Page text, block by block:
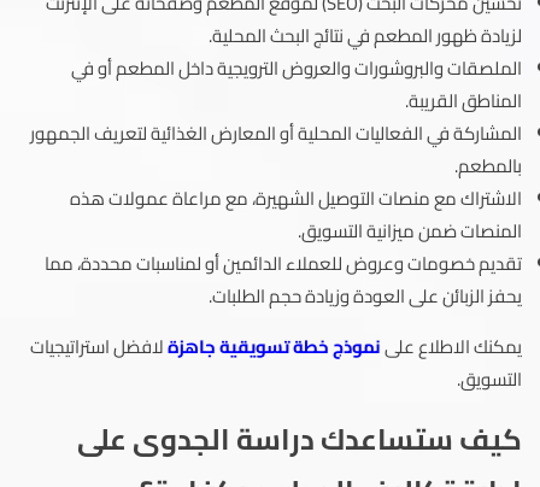
لزيادة ظهور المطعم في نتائج البحث المحلية.
الملصقات والبروشورات والعروض الترويجية داخل المطعم أو في
المناطق القريبة.
المشاركة في الفعاليات المحلية أو المعارض الغذائية لتعريف الجمهور
بالمطعم.
الاشتراك مع منصات التوصيل الشهيرة، مع مراعاة عمولات هذه
المنصات ضمن ميزانية التسويق.
تقديم خصومات وعروض للعملاء الدائمين أو لمناسبات محددة، مما
يحفز الزبائن على العودة وزيادة حجم الطلبات.
يمكنك الاطلاع علىنموذج خطة تسويقية جاهزةلافضل استراتيجيات
التسويق.
كيف ستساعدك دراسة الجدوى على